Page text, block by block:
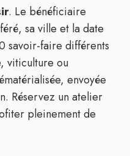
. Le bénéficiaire
sa ville et la date
savoir-faire différents
viticulture ou
envoyée
Réservez un atelier
pleinement de